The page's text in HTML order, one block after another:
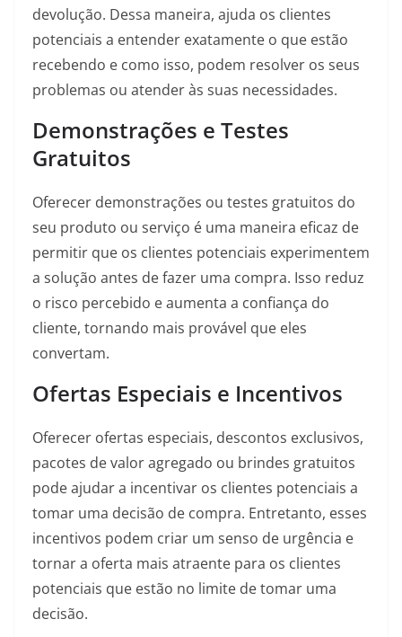
devolução. Dessa maneira, ajuda os clientes
potenciais a entender exatamente o que estão
recebendo e como isso, podem resolver os seus
problemas ou atender às suas necessidades.
Demonstrações e Testes
Gratuitos
Oferecer demonstrações ou testes gratuitos do
seu produto ou serviço é uma maneira eficaz de
permitir que os clientes potenciais experimentem
a solução antes de fazer uma compra. Isso reduz
o risco percebido e aumenta a confiança do
cliente, tornando mais provável que eles
convertam.
Ofertas Especiais e Incentivos
Oferecer ofertas especiais, descontos exclusivos,
pacotes de valor agregado ou brindes gratuitos
pode ajudar a incentivar os clientes potenciais a
tomar uma decisão de compra. Entretanto, esses
incentivos podem criar um senso de urgência e
tornar a oferta mais atraente para os clientes
potenciais que estão no limite de tomar uma
decisão.